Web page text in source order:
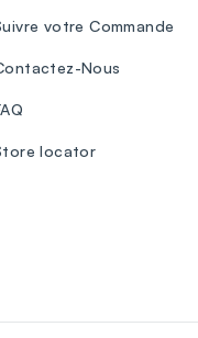
votre Commande
Nous
locator